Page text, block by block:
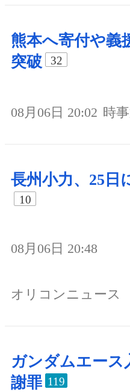
熊本へ寄付や義
突破
32
08月06日 20:02 時
長州小力、25日
10
08月06日 20:48
オリコンニュース
ガンダムエース
謝罪 119